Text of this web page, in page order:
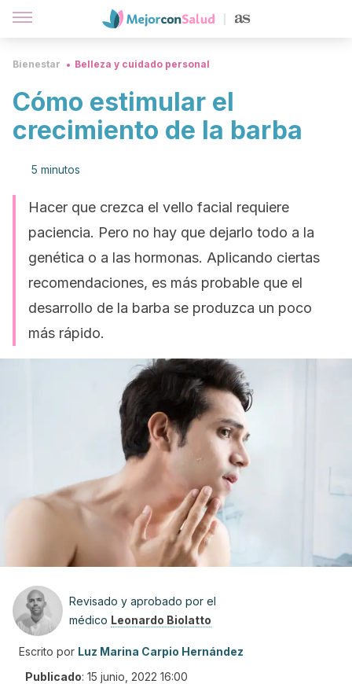
Bienestar Belleza y cuidado personal
Cómo estimular el
crecimiento de la barba
5 minutos
Hacer que crezca el vello facial requiere
paciencia. Pero no hay que dejarlo todo a la
genética o a las hormonas. Aplicando ciertas
recomendaciones, es más probable que el
desarrollo de la barba se produzca un poco
más rápido.
Revisado y aprobado por el
médico Leonardo Biolatto
Escrito por Luz Marina Carpio Hernández
Publicado: 15 junio, 2022 16:00